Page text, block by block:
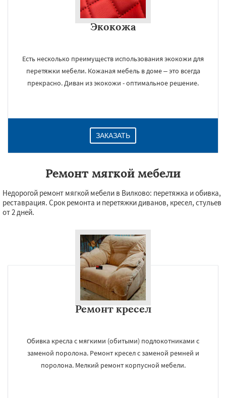
Экокожа
Есть несколько преимуществ использования экокожи для
перетяжки мебели. Кожаная мебель в доме – это всегда
прекрасно. Диван из экокожи - оптимальное решение.
ЗАКАЗАТЬ
Ремонт мягкой мебели
Недорогой ремонт мягкой мебели в Вилково: перетяжка и обивка,
реставрация. Срок ремонта и перетяжки диванов, кресел, стульев
от 2 дней.
Ремонт кресел
Обивка кресла с мягкими (обитыми) подлокотниками с
заменой поролона. Ремонт кресел с заменой ремней и
поролона. Мелкий ремонт корпусной мебели.